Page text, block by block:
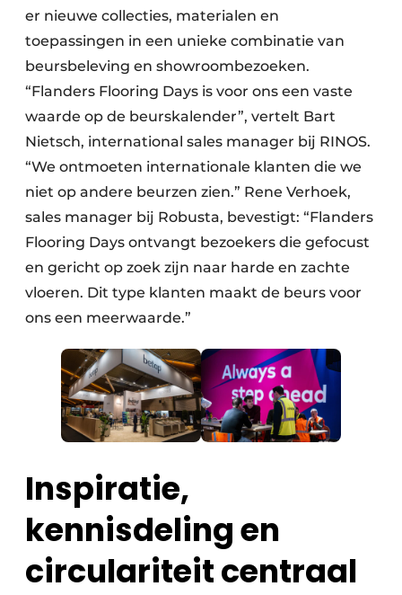
er nieuwe collecties, materialen en
toepassingen in een unieke combinatie van
beursbeleving en showroombezoeken.
“Flanders Flooring Days is voor ons een vaste
waarde op de beurskalender”, vertelt Bart
Nietsch, international sales manager bij RINOS.
“We ontmoeten internationale klanten die we
niet op andere beurzen zien.” Rene Verhoek,
sales manager bij Robusta, bevestigt: “Flanders
Flooring Days ontvangt bezoekers die gefocust
en gericht op zoek zijn naar harde en zachte
vloeren. Dit type klanten maakt de beurs voor
ons een meerwaarde.”
Inspiratie,
kennisdeling en
circulariteit centraal